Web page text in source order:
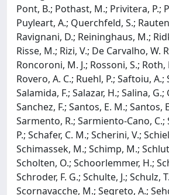
Pont, B.; Pothast, M.; Privitera, P.;
Puyleart, A.; Querchfeld, S.;
Ravignani, D.; Reininghaus, M.;
Risse, M.; Rizi, V.; De Carvalho, W.
Roncoroni, M. J.; Rossoni, S.; Roth,
Rovero, A. C.; Ruehl, P.; Saftoiu,
Salamida, F.; Salazar, H.; Salina, G.;
Sanchez, F.; Santos, E. M.; Santos,
Sarmento, R.; Sarmiento-Cano, C.;
P.; Schafer, C. M.; Scherini, V.;
Schimassek, M.; Schimp, M.;
Scholten, O.; Schoorlemmer, H.;
Schroder, F. G.; Schulte, J.; Schulz,
Scornavacche, M.; Segreto, A.;